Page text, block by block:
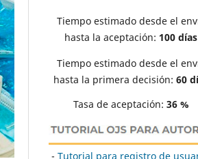
Tiempo estimado desde el
hasta la aceptación: 100 días
Tiempo estimado desde el
hasta la primera decisión: 60
Tasa de aceptación: 36 %
- Tutorial para registro de